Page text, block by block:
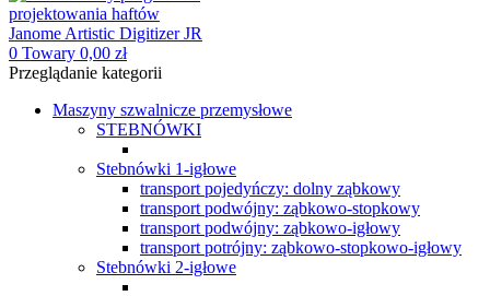
0 Towary 0,00 zł
Przeglądanie kategorii
Maszyny szwalnicze przemysłowe
STEBNÓWKI
Stebnówki 1-igłowe
transport pojedyńczy: dolny ząbkowy
transport podwójny: ząbkowo-stopkowy
transport podwójny: ząbkowo-igłowy
transport potrójny: ząbkowo-stopkowo-igłowy
Stebnówki 2-igłowe